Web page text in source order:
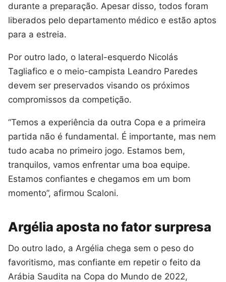
durante a preparação. Apesar disso, todos foram
liberados pelo departamento médico e estão aptos
para a estreia.
Por outro lado, o lateral-esquerdo Nicolás
Tagliafico e o meio-campista Leandro Paredes
devem ser preservados visando os próximos
compromissos da competição.
“Temos a experiência da outra Copa e a primeira
partida não é fundamental. É importante, mas nem
tudo acaba no primeiro jogo. Estamos bem,
tranquilos, vamos enfrentar uma boa equipe.
Estamos confiantes e chegamos em um bom
momento”, afirmou Scaloni.
Argélia aposta no fator surpresa
Do outro lado, a Argélia chega sem o peso do
favoritismo, mas confiante em repetir o feito da
Arábia Saudita na Copa do Mundo de 2022,